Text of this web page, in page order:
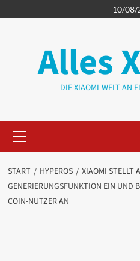
Inhalt
10/08/
Alles
DIE XIAOMI-WELT AN
Menü
START HYPEROS
XIAOMI STELLT
GENERIERUNGSFUNKTION EIN UND
COIN-NUTZER AN